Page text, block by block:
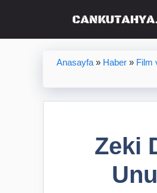
Anasayfa» Haber» Film
Zeki